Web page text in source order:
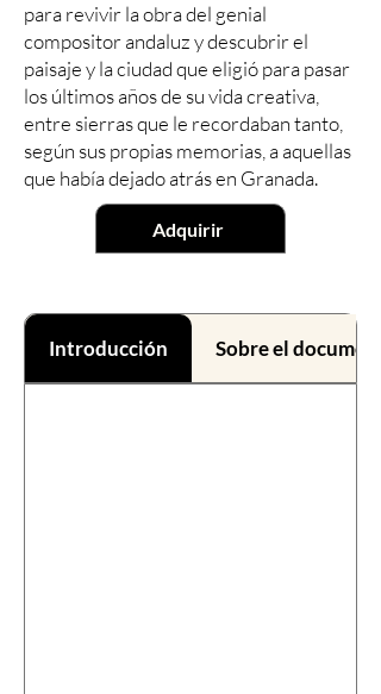
para revivir la obra del genial
compositor andaluz y descubrir el
paisaje y la ciudad que eligió para pasar
los últimos años de su vida creativa,
entre sierras que le recordaban tanto,
según sus propias memorias, a aquellas
que había dejado atrás en Granada.
Adquirir
Introducción Sobre el